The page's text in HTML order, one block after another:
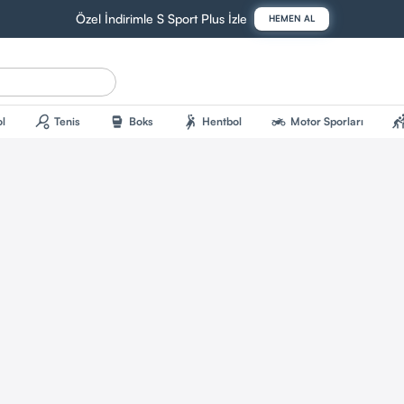
Özel İndirimle S Sport Plus İzle HEMEN AL
sports_tennis Tenis sports_mma Boks sports_handball Hentbol two_wheeler Motor Sporları